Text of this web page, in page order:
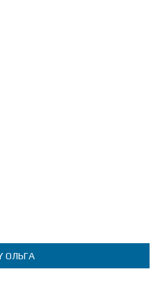
ОЛЬГА